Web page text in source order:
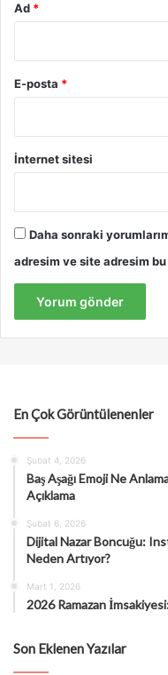
Ad *
E-posta *
İnternet sitesi
Daha sonraki
adresim ve site adresim
En Çok Görüntülenenler
Şubat 4, 2026
Baş Aşağı Emoji Ne
Açıklama
Şubat 6, 2026
Dijital Nazar Boncuğu:
Neden Artıyor?
Mart 1, 2026
2026 Ramazan
Son Eklenen Yazılar